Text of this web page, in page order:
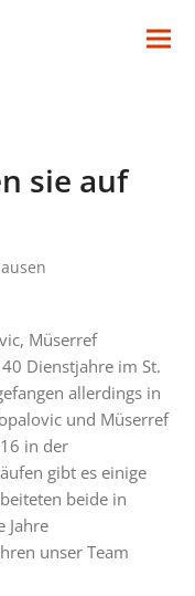
sie auf
Müserref
Dienstjahre im St.
allerdings in
und Müserref
in der
gibt es einige
beide in
Jahre
unser Team